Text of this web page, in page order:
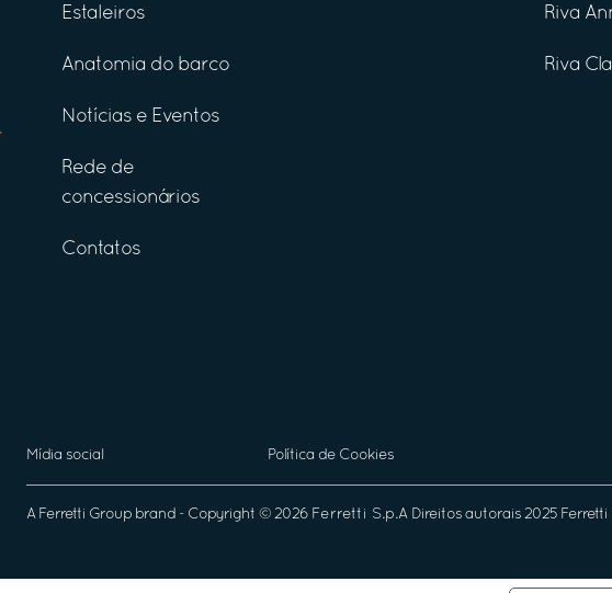
Estaleiros
Anatomia do barco
Notícias e Eventos
Rede de
concessionários
Contatos
Riva
Riva
Mídia social Política de Cookies
A Ferretti Group brand - Copyright © 2026 Ferretti S.p.A Direitos autorais 2025